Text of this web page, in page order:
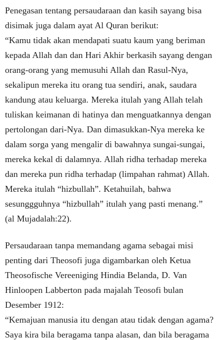
Penegasan tentang persaudaraan dan kasih sayang bisa
disimak juga dalam ayat Al Quran berikut:
“Kamu tidak akan mendapati suatu kaum yang beriman
kepada Allah dan dan Hari Akhir berkasih sayang dengan
orang-orang yang memusuhi Allah dan Rasul-Nya,
sekalipun mereka itu orang tua sendiri, anak, saudara
kandung atau keluarga. Mereka itulah yang Allah telah
tuliskan keimanan di hatinya dan menguatkannya dengan
pertolongan dari-Nya. Dan dimasukkan-Nya mereka ke
dalam sorga yang mengalir di bawahnya sungai-sungai,
mereka kekal di dalamnya. Allah ridha terhadap mereka
dan mereka pun ridha terhadap (limpahan rahmat) Allah.
Mereka itulah “hizbullah”. Ketahuilah, bahwa
sesunggguhnya “hizbullah” itulah yang pasti menang.”
(al Mujadalah:22).
Persaudaraan tanpa memandang agama sebagai misi
penting dari Theosofi juga digambarkan oleh Ketua
Theosofische Vereeniging Hindia Belanda, D. Van
Hinloopen Labberton pada majalah Teosofi bulan
Desember 1912:
“Kemajuan manusia itu dengan atau tidak dengan agama?
Saya kira bila beragama tanpa alasan, dan bila beragama